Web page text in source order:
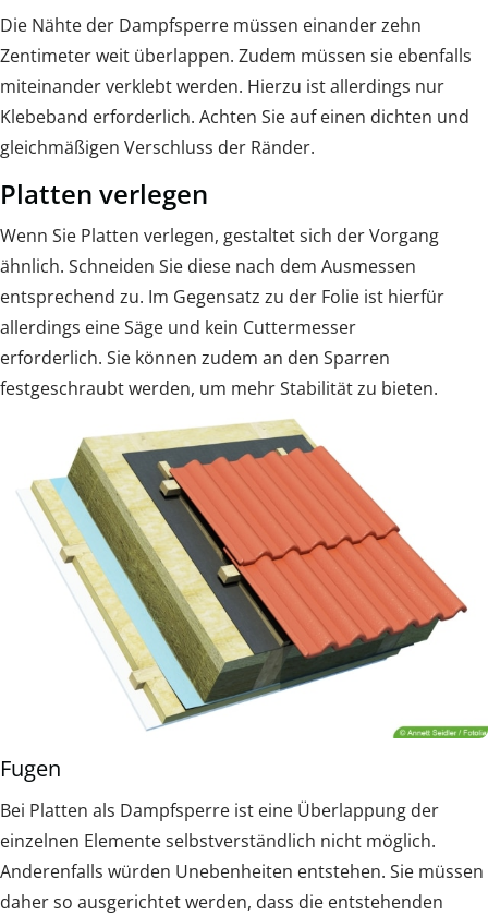
Die Nähte der Dampfsperre müssen einander zehn
Zentimeter weit überlappen. Zudem müssen sie ebenfalls
miteinander verklebt werden. Hierzu ist allerdings nur
Klebeband erforderlich. Achten Sie auf einen dichten und
gleichmäßigen Verschluss der Ränder.
Platten verlegen
Wenn Sie Platten verlegen, gestaltet sich der Vorgang
ähnlich. Schneiden Sie diese nach dem Ausmessen
entsprechend zu. Im Gegensatz zu der Folie ist hierfür
allerdings eine Säge und kein Cuttermesser
erforderlich. Sie können zudem an den Sparren
festgeschraubt werden, um mehr Stabilität zu bieten.
Fugen
Bei Platten als Dampfsperre ist eine Überlappung der
einzelnen Elemente selbstverständlich nicht möglich.
Anderenfalls würden Unebenheiten entstehen. Sie müssen
daher so ausgerichtet werden, dass die entstehenden